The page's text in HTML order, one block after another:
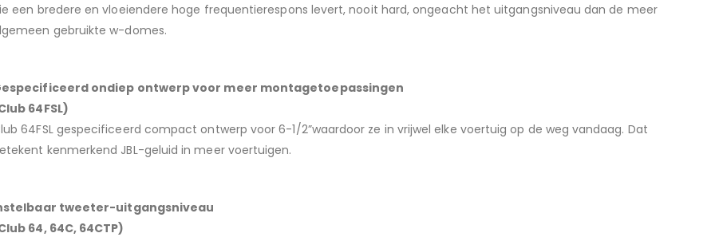
een bredere en vloeiendere hoge frequentierespons levert, nooit hard, ongeacht het uitgangsniveau dan de meer
gebruikte w-domes.
ondiep ontwerp voor meer montagetoepassingen
64FSL)
64FSL gespecificeerd compact ontwerp voor 6-1/2”waardoor ze in vrijwel elke voertuig op de weg vandaag. Dat
kenmerkend JBL-geluid in meer voertuigen.
tweeter-uitgangsniveau
64, 64C, 64CTP)